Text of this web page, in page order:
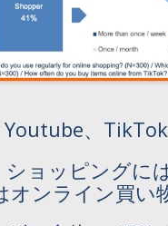
Youtube、
ョッピングに
オンライン買い